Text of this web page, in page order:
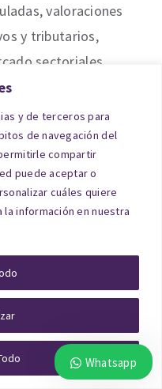
y de terceros para
de navegación del
compartir
puede aceptar o
cuáles quiere
información en nuestra
valoraciones
y tributarios,
sectoriales.
para divorcio a
la
en
una tasación de
con una serie
Whatsapp